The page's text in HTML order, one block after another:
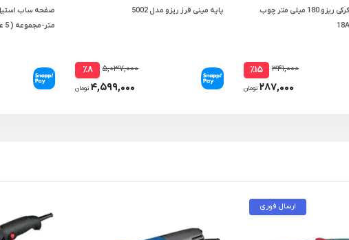
سنباده پشت کرکی ریزو 180 میلی متر چوب
۳۴۱,۰۰۰ ٪۱۵
۲۸۷,۰۰۰ تومان
پایه مینی فرز ریزو مدل 5002
۵,۰۳۷,۰۰۰ ٪۸
۴,۵۹۹,۰۰۰ تومان
متر-مجموعه ( 5 عددی )
ارسال فوری